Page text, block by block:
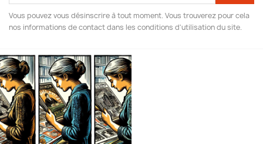
Vous pouvez vous désinscrire à tout moment. Vous trouverez pour cela
nos informations de contact dans les conditions d'utilisation du site.